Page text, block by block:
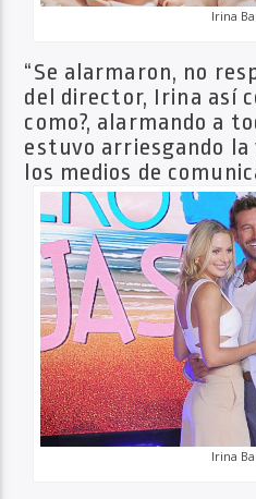
Irina
“Se alarmaron, no
del director, Irina así
como?, alarmando a
estuvo arriesgando la
los medios de
Irina